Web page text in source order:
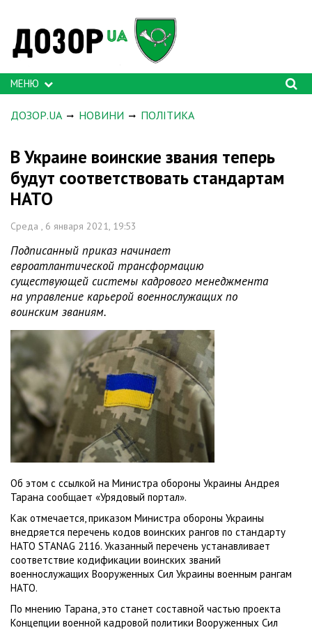
МЕНЮ
ДОЗОР.UA НОВИНИ ПОЛІТИКА
В Украине воинские звания теперь
будут соответствовать стандартам
НАТО
Среда , 6 января 2021, 19:53
Подписанный приказ начинает
евроатлантической трансформацию
существующей системы кадрового менеджмента
на управление карьерой военнослужащих по
воинским званиям.
Об этом с ссылкой на Министра обороны Украины Андрея
Тарана сообщает «Урядовый портал».
Как отмечается, приказом Министра обороны Украины
внедряется перечень кодов воинских рангов по стандарту
НАТО STANAG 2116. Указанный перечень устанавливает
соответствие кодификации воинских званий
военнослужащих Вооруженных Сил Украины военным рангам
НАТО.
По мнению Тарана, это станет составной частью проекта
Концепции военной кадровой политики Вооруженных Сил